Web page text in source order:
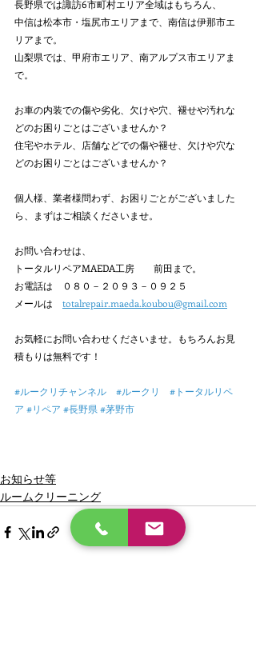
長野県では諏訪6市町村エリア全域はもちろん、
中信は松本市・塩尻市エリアまで、南信は伊那市エ
リアまで。
山梨県では、甲府市エリア、南アルプス市エリアま
で。
お車の内装での傷や劣化、欠けや穴、褪せや汚れな
どのお困りごとはございませんか？
住宅やホテル、店舗などでの傷や褪せ、欠けや穴な
どのお困りごとはございませんか？
個人様、業者様問わず、お困りごとがございました
ら、まずはご相談くださいませ。
お問い合わせは、
トータルリペアMAEDA工房　　前田まで。
お電話は　０８０－２０９３－０９２５
メールは totalrepair.maeda.koubou@gmail.com
お気軽にお問い合わせくださいませ。もちろんお見
積もりは無料です！
#ルークリチャンネル　#ルークリ　#トータルリペ
ア #リペア #長野県 #茅野市
お知らせ等
ルームクリーニング